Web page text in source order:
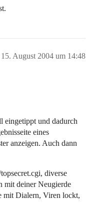
15. August 2004 um 14:48
eingetippt und dadurch
eines
anzeigen. Auch dann
diverse
mit deiner Neugierde
mit Dialern, Viren lockt,